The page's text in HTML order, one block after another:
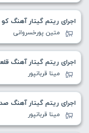
اجرای ریتم گیتار آهنگ کو
متین پورخسروانی
اجرای ریتم گیتار آهنگ
مینا قربانپور
اجرای ریتم گیتار آهنگ
مینا قربانپور